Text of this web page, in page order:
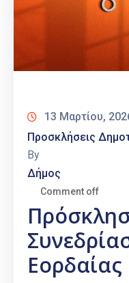
13 Μαρτίου,
Προσκλήσεις
By
Δήμος
Comment off
Εορδαίας